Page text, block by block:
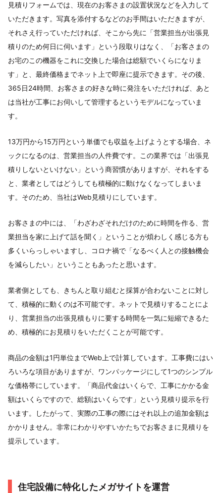
見積りフォームでは、現在のお客さまの設置状況などを入力して
いただきます。写真を添付するなどのお手間はいただきますが、
それさえ行っていただければ、そこから先に「営業担当が出張見
積りのため何日に伺います」という段取りはなく、「お客さまの
お宅のこの機器をこれに交換した場合は総額でいくらになりま
す」と、最終価格までネット上で即座に提示できます。その後、
365日24時間、お客さまの好きな時に発注をいただければ、あと
は当社が工事にお伺いして管理するというモデルになっていま
す。
13万円から15万円という単価でも収益を上げようとする場合、ネ
ックになるのは、営業担当の人件費です。この業界では「出張見
積りしないといけない」という商習慣がありますが、それをする
と、業者としてはどうしても積極的に動けなくなってしまいま
す。そのため、当社はWeb見積りにしています。
お客さまの中には、「わざわざそれだけのために時間を作る、営
業担当を家に上げて話を聞く」ということが煩わしく感じる方も
多くいらっしゃいますし、コロナ禍で「なるべく人との接触機会
を減らしたい」ということもあったと思います。
業者側としても、きちんと取り組むと採算が合わないことに対し
て、積極的に動くのは不可能です。ネットで見積りすることによ
り、営業担当の出張見積もりに要する時間を一気に短縮できるた
め、積極的にお見積りをいただくことが可能です。
商品の金額は1円単位までWeb上で計算しています。工事費にはい
ろいろな項目がありますが、ワンパッケージにして1つのシンプル
な価格帯にしています。「商品代金はいくらで、工事にかかる金
額はいくらですので、総額はいくらです」という見積り提示を行
います。したがって、実際の工事の際にはそれ以上の追加金額は
かかりません。非常にわかりやすいかたちでお客さまに見積りを
提示しています。
住宅設備に特化したメガサイトを運営